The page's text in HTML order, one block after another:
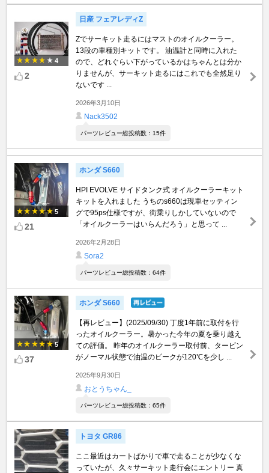
4
2
日産 フェアレディZ
Zでサーキット走るにはマストのオイルクーラー。
13段の車種別キットです。 油温計と同時に入れた
ので、どれぐらい下がっているかはちゃんとは分か
りませんが、サーキット走るにはこれでも全然足り
ないです ...
2026年3月10日
Nack3502
パーツレビュー総投稿数：15件
5
21
ホンダ S660
HPI EVOLVE サイドタンク式 オイルクーラーキット
キットを入れました うちのs660は現車セッティン
グで95ps仕様ですが、街乗りしかしていないので
「オイルクーラーはいらんだろう」と思って ...
2026年2月28日
Sora2
パーツレビュー総投稿数：64件
5
37
ホンダ S660
【再レビュー】(2025/09/30) 丁度1年前に取付を行
ったオイルクーラー。暑かった今年の夏を乗り越え
ての評価。 昨年のオイルクーラー取付前、タービン
がノーマル状態で油温のピークが120℃を少し ...
2025年9月30日
おとうちゃん_
パーツレビュー総投稿数：65件
トヨタ GR86
ここ最近はカートばかりで車で走ることが少なくな
っていたが、久々サーキット走行会にエントリー 真